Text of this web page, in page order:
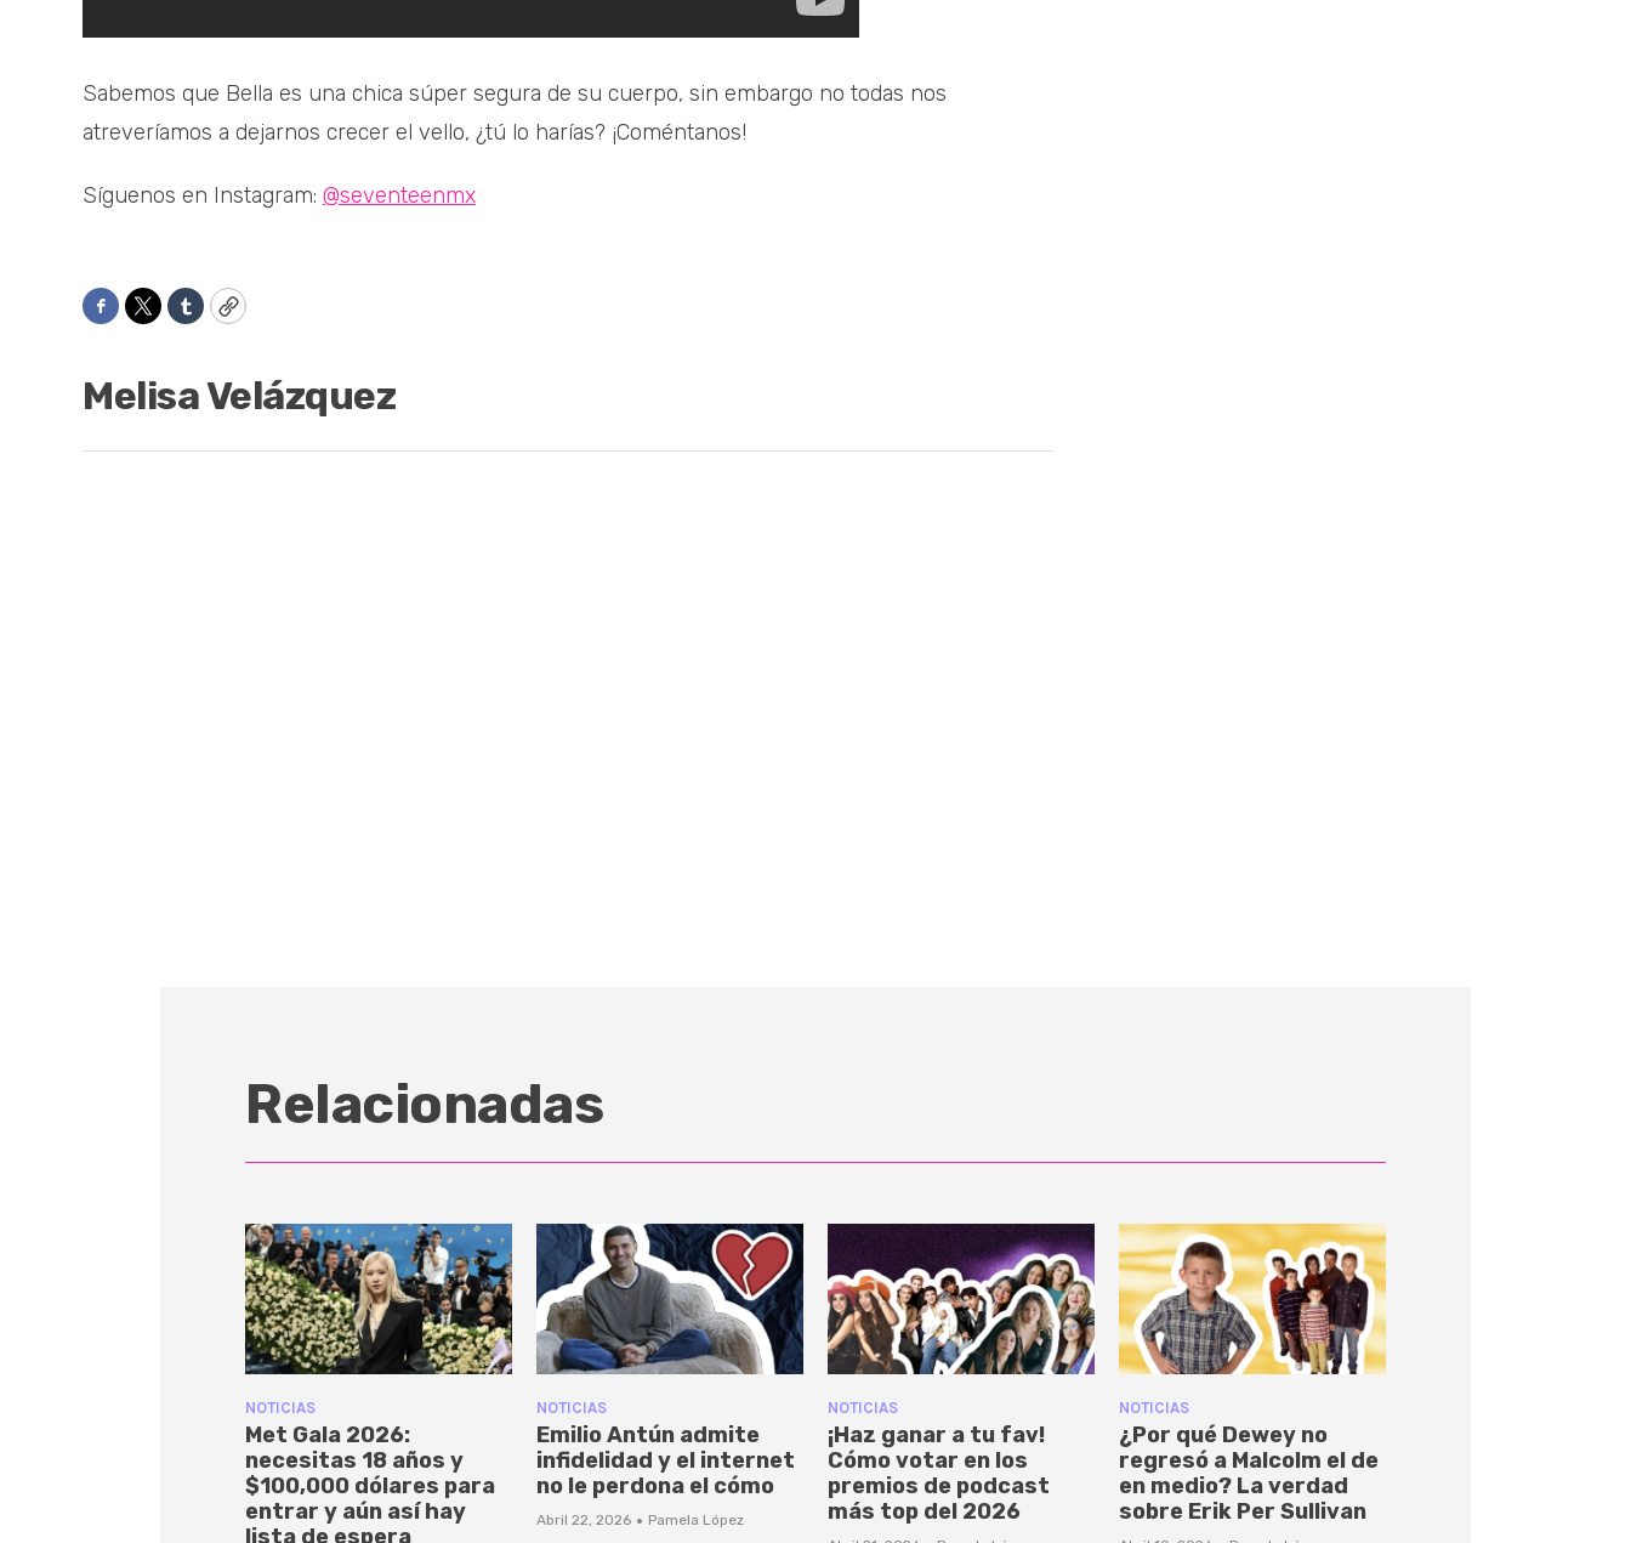
Sabemos que Bella es una chica súper segura de su cuerpo, sin embargo no todas nos
atreveríamos a dejarnos crecer el vello, ¿tú lo harías? ¡Coméntanos!
Síguenos en Instagram: @seventeenmx
Facebook
TwitterTumblrCopy
Melisa Velázquez
Relacionadas
NOTICIAS
Met Gala 2026:
necesitas 18 años y
$100,000 dólares para
entrar y aún así hay
lista de espera
NOTICIAS
Emilio Antún admite
infidelidad y el internet
no le perdona el cómo
Abril 22, 2026 · Pamela López
NOTICIAS
¡Haz ganar a tu fav!
Cómo votar en los
premios de podcast
más top del 2026
NOTICIAS
¿Por qué Dewey no
regresó a Malcolm el de
en medio? La verdad
sobre Erik Per Sullivan